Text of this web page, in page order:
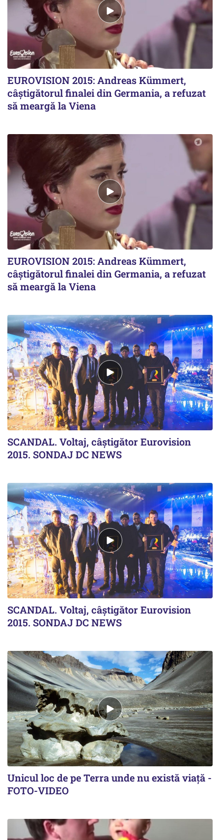
EUROVISION 2015: Andreas Kümmert,
câștigătorul finalei din Germania, a refuzat
să meargă la Viena
EUROVISION 2015: Andreas Kümmert,
câștigătorul finalei din Germania, a refuzat
să meargă la Viena
SCANDAL. Voltaj, câștigător Eurovision
2015. SONDAJ DC NEWS
SCANDAL. Voltaj, câștigător Eurovision
2015. SONDAJ DC NEWS
Unicul loc de pe Terra unde nu există viaţă -
FOTO-VIDEO